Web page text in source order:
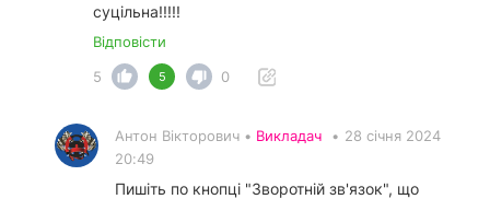
суцільна!!!!!
Відповісти
5
5 0
Антон Вікторович • Викладач • 28 січня 2024
20:49
Пишіть по кнопці "Зворотній зв'язок", що